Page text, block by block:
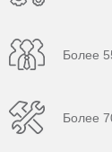
Более
Более